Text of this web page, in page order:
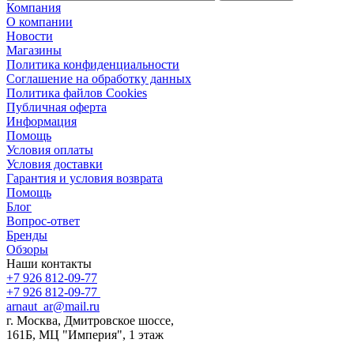
Компания
О компании
Новости
Магазины
Политика конфиденциальности
Соглашение на обработку данных
Политика файлов Cookies
Публичная оферта
Информация
Помощь
Условия оплаты
Условия доставки
Гарантия и условия возврата
Помощь
Блог
Вопрос-ответ
Бренды
Обзоры
Наши контакты
+7 926 812-09-77
+7 926 812-09-77
arnaut_ar@mail.ru
г. Москва, Дмитровское шоссе,
161Б, МЦ "Империя", 1 этаж